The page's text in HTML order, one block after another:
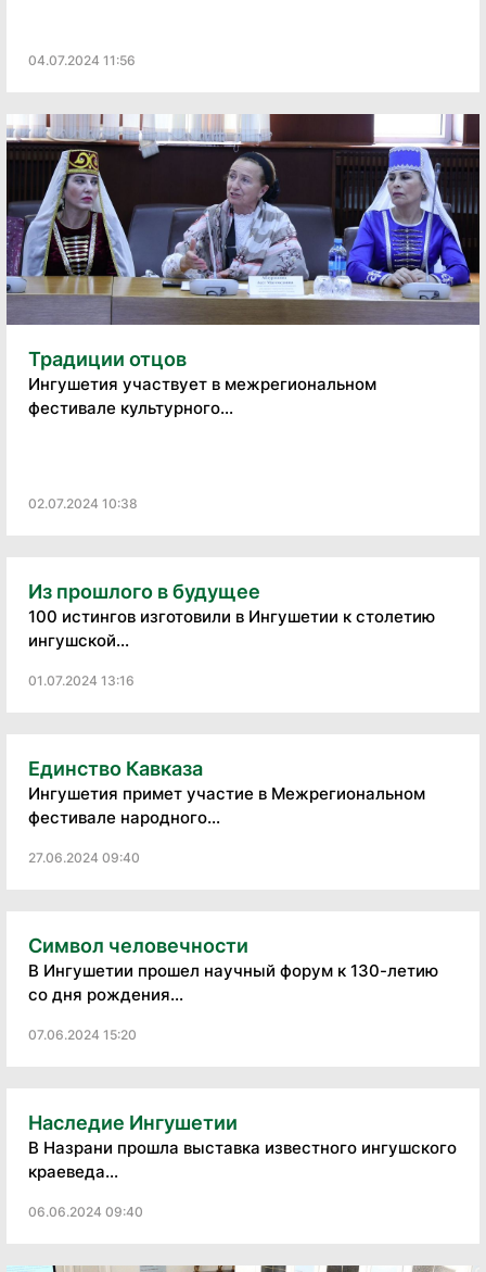
04.07.2024 11:56
Традиции отцов
Ингушетия участвует в межрегиональном
фестивале культурного...
02.07.2024 10:38
Из прошлого в будущее
100 истингов изготовили в Ингушетии к столетию
ингушской...
01.07.2024 13:16
Единство Кавказа
Ингушетия примет участие в Межрегиональном
фестивале народного...
27.06.2024 09:40
Символ человечности
В Ингушетии прошел научный форум к 130-летию
со дня рождения...
07.06.2024 15:20
Наследие Ингушетии
В Назрани прошла выставка известного ингушского
краеведа...
06.06.2024 09:40